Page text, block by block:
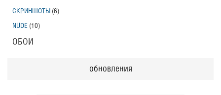
СКРИНШОТЫ (6)
NUDE (10)
ОБОИ
обновления